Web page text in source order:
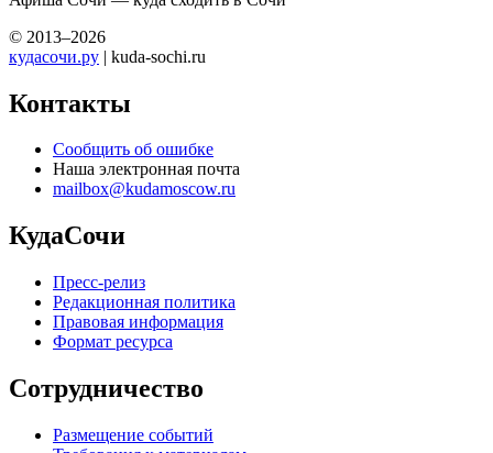
© 2013–2026
кудасочи.ру | kuda-sochi.ru
Контакты
Сообщить об ошибке
Наша электронная почта
mailbox@kudamoscow.ru
КудаСочи
Пресс-релиз
Редакционная политика
Правовая информация
Формат ресурса
Сотрудничество
Размещение событий